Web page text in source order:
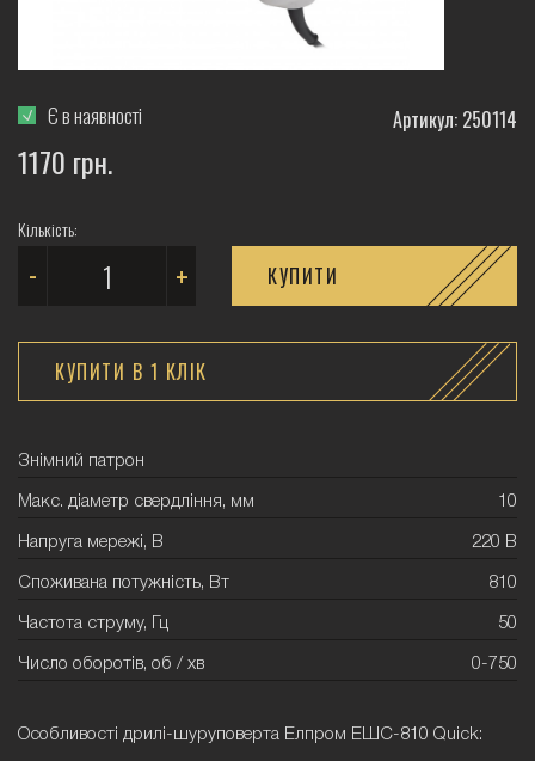
Є в наявності Артикул: 250114
1170 грн.
Кількість:
- + КУПИТИ
КУПИТИ В 1 КЛIК
Знімний патрон
Макс. діаметр свердління, мм 10
Напруга мережі, В 220 В
Споживана потужність, Вт 810
Частота струму, Гц 50
Число оборотів, об / хв 0-750
Особливості дрилі-шуруповерта Елпром ЕШС-810 Quick: